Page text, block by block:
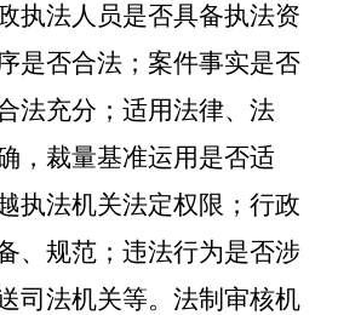
执法人员是否具备执法资
是否合法；案件事实是否
法充分；适用法律、法
，裁量基准运用是否适
执法机关法定权限；行政
、规范；违法行为是否涉
司法机关等。法制审核机